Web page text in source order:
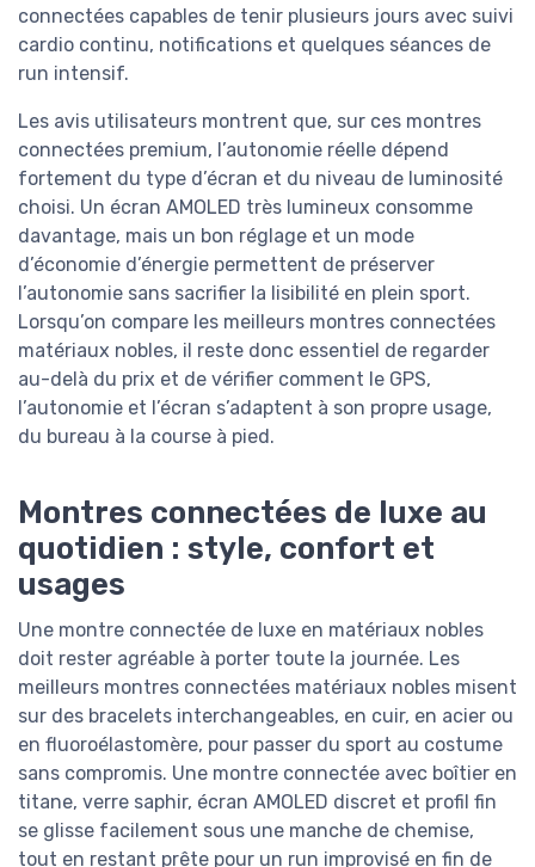
connectées capables de tenir plusieurs jours avec suivi
cardio continu, notifications et quelques séances de
run intensif.
Les avis utilisateurs montrent que, sur ces montres
connectées premium, l’autonomie réelle dépend
fortement du type d’écran et du niveau de luminosité
choisi. Un écran AMOLED très lumineux consomme
davantage, mais un bon réglage et un mode
d’économie d’énergie permettent de préserver
l’autonomie sans sacrifier la lisibilité en plein sport.
Lorsqu’on compare les meilleurs montres connectées
matériaux nobles, il reste donc essentiel de regarder
au-delà du prix et de vérifier comment le GPS,
l’autonomie et l’écran s’adaptent à son propre usage,
du bureau à la course à pied.
Montres connectées de luxe au
quotidien : style, confort et
usages
Une montre connectée de luxe en matériaux nobles
doit rester agréable à porter toute la journée. Les
meilleurs montres connectées matériaux nobles misent
sur des bracelets interchangeables, en cuir, en acier ou
en fluoroélastomère, pour passer du sport au costume
sans compromis. Une montre connectée avec boîtier en
titane, verre saphir, écran AMOLED discret et profil fin
se glisse facilement sous une manche de chemise,
tout en restant prête pour un run improvisé en fin de